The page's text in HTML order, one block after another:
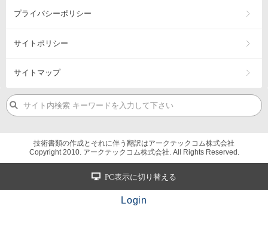
プライバシーポリシー
サイトポリシー
サイトマップ
技術書類の作成とそれに伴う翻訳はアークテックコム株式会社
Copyright 2010. アークテックコム株式会社. All Rights Reserved.
PC表示に切り替える
Login